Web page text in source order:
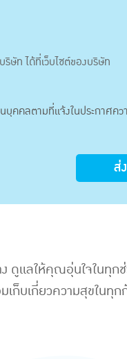
ษัท ได้ที่เว็บไซต์ของบริษัท
บุคคลตามที่แจ้งในประกาศค
ส่
ดูแลให้คุณอุ่นใจในทุ
ก็บเกี่ยวความสุขในทุก